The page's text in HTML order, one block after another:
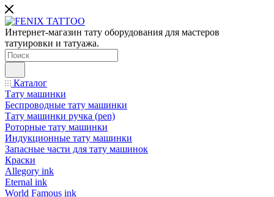
Интернет-магазин тату оборудования для мастеров
татуировки и татуажа.
Каталог
Тату машинки
Беспроводные тату машинки
Тату машинки ручка (pen)
Роторные тату машинки
Индукционные тату машинки
Запасные части для тату машинок
Краски
Allegory ink
Eternal ink
World Famous ink